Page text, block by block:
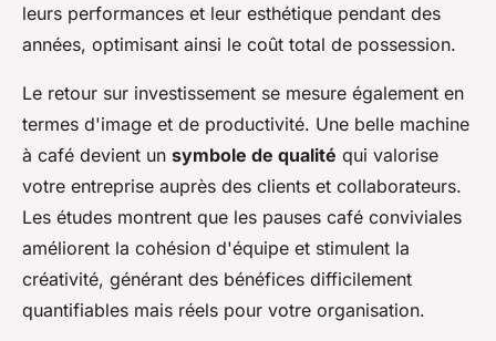
leurs performances et leur esthétique pendant des
années, optimisant ainsi le coût total de possession.
Le retour sur investissement se mesure également en
termes d'image et de productivité. Une belle machine
à café devient un symbole de qualité qui valorise
votre entreprise auprès des clients et collaborateurs.
Les études montrent que les pauses café conviviales
améliorent la cohésion d'équipe et stimulent la
créativité, générant des bénéfices difficilement
quantifiables mais réels pour votre organisation.